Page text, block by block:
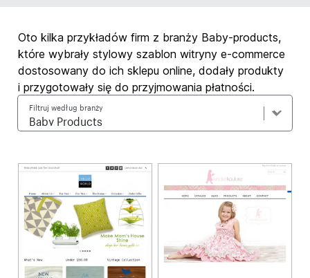
Oto kilka przykładów firm z branży Baby-products,
które wybrały stylowy szablon witryny e-commerce
dostosowany do ich sklepu online, dodały produkty
i przygotowały się do przyjmowania płatności.
Filtruj według branży